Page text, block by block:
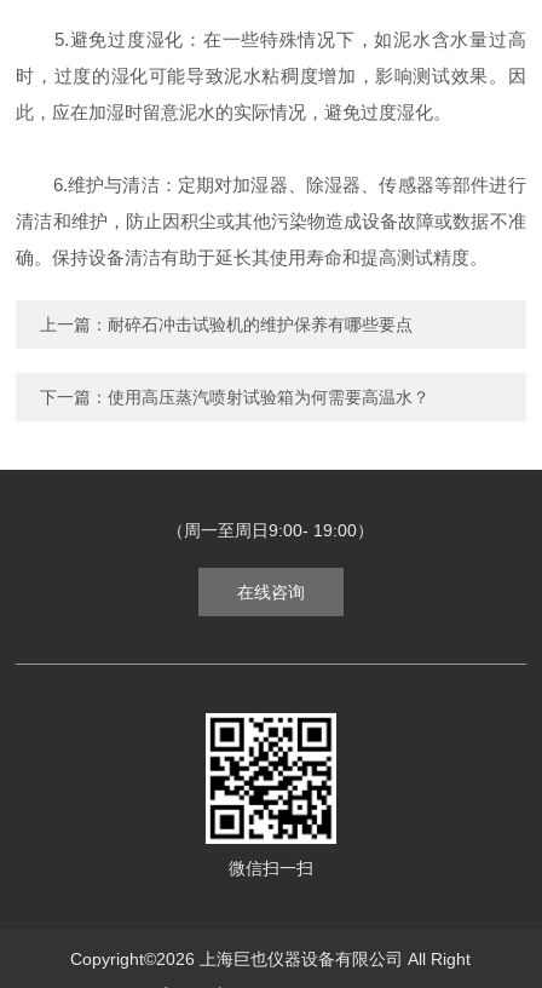
5.避免过度湿化：在一些特殊情况下，如泥水含水量过高
时，过度的湿化可能导致泥水粘稠度增加，影响测试效果。因
此，应在加湿时留意泥水的实际情况，避免过度湿化。
6.维护与清洁：定期对加湿器、除湿器、传感器等部件进行
清洁和维护，防止因积尘或其他污染物造成设备故障或数据不准
确。保持设备清洁有助于延长其使用寿命和提高测试精度。
上一篇： 耐碎石冲击试验机的维护保养有哪些要点
下一篇：使用高压蒸汽喷射试验箱为何需要高温水？
（周一至周日9:00- 19:00）
在线咨询
微信扫一扫
Copyright©2026 上海巨也仪器设备有限公司 All Right